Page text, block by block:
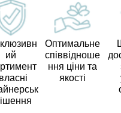
ий
Оптимальне
співвідноше
ння ціни та
якості